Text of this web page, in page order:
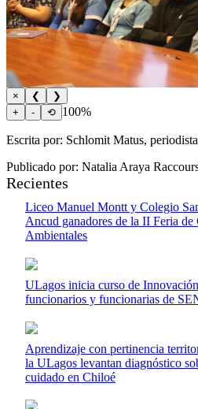
× ❮
❯
+
- ⟲ 100%
Escrita por: Schlomit Matus,
Publicado por: Natalia Araya
Recientes
Liceo Manuel Montt y Colegio
Ancud ganadores de la II Feria de
Ambientales
ULagos inicia curso de
funcionarios y funcionarias de
Aprendizaje con pertinencia
la ULagos levantan diagnóstico
cuidado en Chiloé